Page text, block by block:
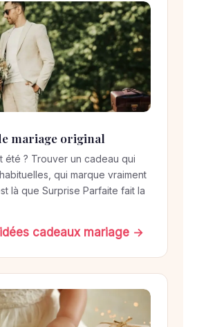
mariage original
été ? Trouver un cadeau qui
qui marque vraiment
là que Surprise Parfaite fait la
cadeaux mariage →